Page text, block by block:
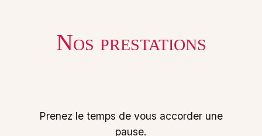
Nos prestations
Prenez le temps de vous accorder une
pause.